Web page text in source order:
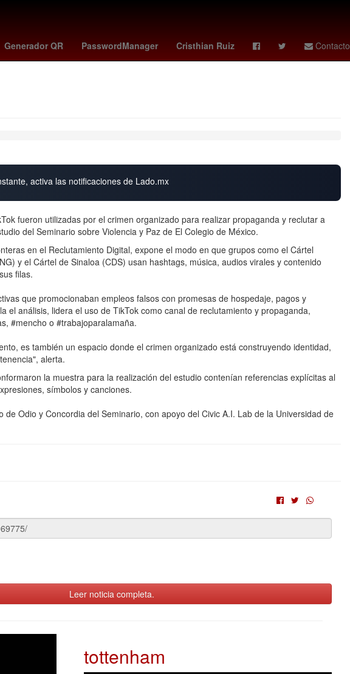
Generador QR PasswordManager Cristhian Ruiz Contacto
Pago Achraf Hakimi España
activa las notificaciones de Lado.mx
fueron utilizadas por el crimen organizado para realizar propaganda y reclutar a
del Seminario sobre Violencia y Paz de El Colegio de México.
en el Reclutamiento Digital, expone el modo en que grupos como el Cártel
y el Cártel de Sinaloa (CDS) usan hashtags, música, audios virales y contenido
filas.
que promocionaban empleos falsos con promesas de hospedaje, pagos y
el análisis, lidera el uso de TikTok como canal de reclutamiento y propaganda,
#mencho o #trabajoparalamaña.
es también un espacio donde el crimen organizado está construyendo identidad,
alerta.
la muestra para la realización del estudio contenían referencias explícitas al
símbolos y canciones.
de Odio y Concordia del Seminario, con apoyo del Civic A.I. Lab de la Universidad de
Leer noticia completa.
tottenham